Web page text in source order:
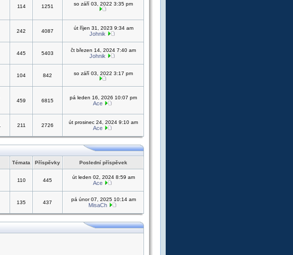
114 1251 so září 03, 2022 3:35 pm
242 4087
út říjen 31, 2023 9:34 am
Johnik
445 5403
čt březen 14, 2024 7:40 am
Johnik
104 842 so září 03, 2022 3:17 pm
459 6815
pá leden 16, 2026 10:07 pm
Ace
211 2726
út prosinec 24, 2024 9:10 am
Ace
Témata Příspěvky Poslední příspěvek
110 445
út leden 02, 2024 8:59 am
Ace
135 437
pá únor 07, 2025 10:14 am
MisaCh